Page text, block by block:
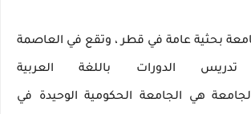
بحثية عامة في قطر ، وتقع في العاصمة
الدورات باللغة العربية
هي الجامعة الحكومية الوحيدة في